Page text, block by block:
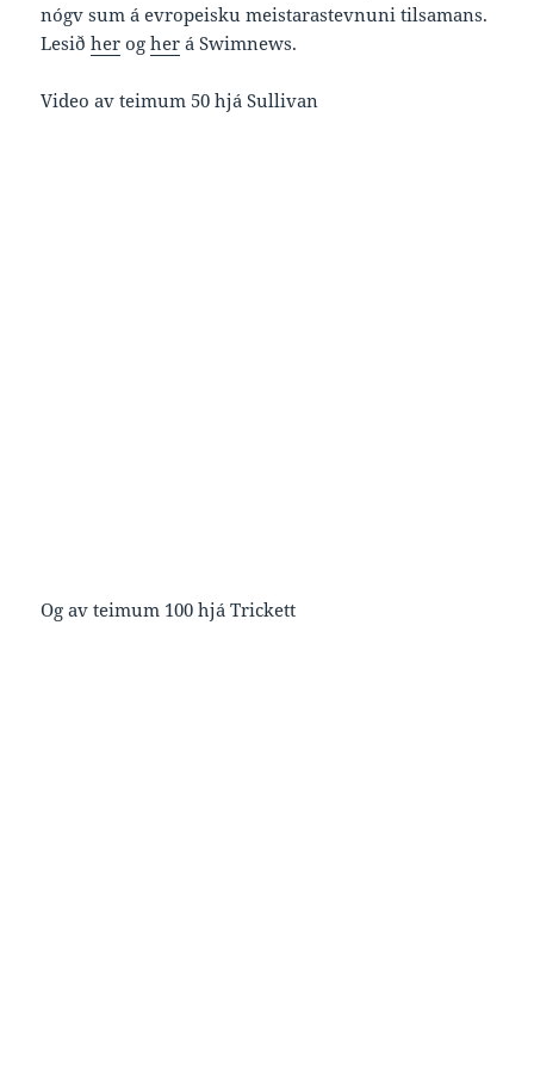
nógv sum á evropeisku meistarastevnuni tilsamans.
Lesiðher ogher á Swimnews.
Video av teimum 50 hjá Sullivan
Og av teimum 100 hjá Trickett